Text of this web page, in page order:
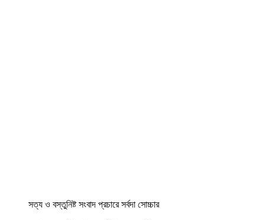
সত্য ও বস্তুনিষ্ট সংবাদ প্রচারে সর্বদা সোচ্চার